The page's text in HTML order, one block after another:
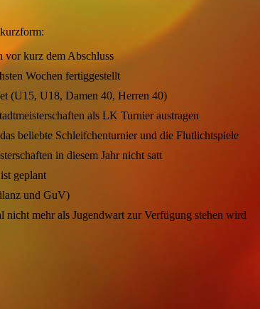
vor kurz dem Abschluss
Wochen fertiggestellt
(U15, U18, Damen 40, Herren 40)
als LK Turnier austragen
beliebte Schleifchenturnier und die Flutlichtspiele
in diesem Jahr nicht satt
geplant
und GuV)
mehr als Jugendwart zur Verfügung stehen wird